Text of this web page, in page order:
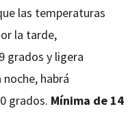
las temperaturas
la tarde,
grados y ligera
habrá
grados. Mínima de 14